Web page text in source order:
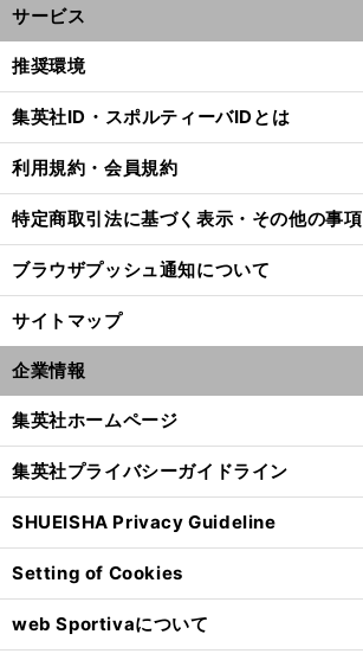
サービス
推奨環境
集英社ID・スポルティーバIDとは
利用規約・会員規約
特定商取引法に基づく表示・その他の事項
ブラウザプッシュ通知について
サイトマップ
企業情報
集英社ホームページ
集英社プライバシーガイドライン
SHUEISHA Privacy Guideline
Setting of Cookies
web Sportivaについて